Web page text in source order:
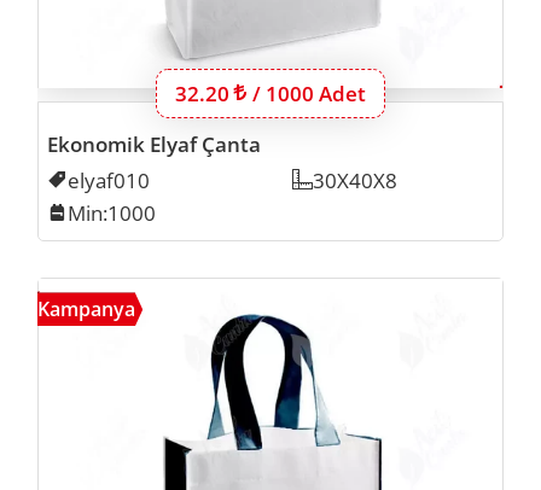
Bu ürünün 1000 adet için fiyatı:
32.20 Lira
/ 1000 Adet
Ekonomik Elyaf Çanta
Kodu
elyaf010 Ölçü
30X40X8
Min. İmalat
Min:1000
Kampanya